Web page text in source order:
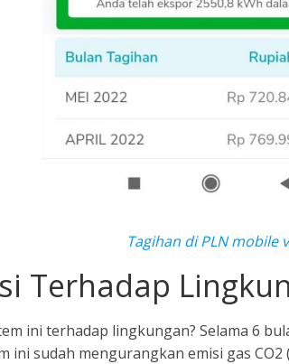
Tagihan di PLN mobile
Terhadap
ini terhadap lingkungan? Selama 6
ini sudah mengurangkan emisi gas